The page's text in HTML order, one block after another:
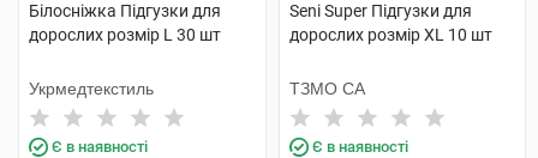
Білосніжка Підгузки для
дорослих розмір L 30 шт
Укрмедтекстиль
Є в наявності
Seni Super Підгузки для
дорослих розмір XL 10 шт
ТЗМО СА
Є в наявності